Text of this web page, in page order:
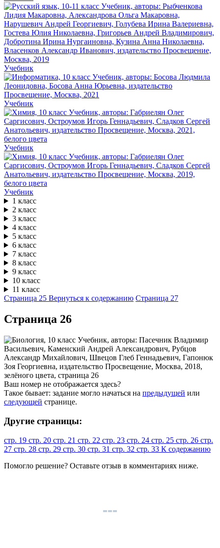
Учебник
Учебник
Учебник
Учебник
1 класс
2 класс
3 класс
4 класс
5 класс
6 класс
7 класс
8 класс
9 класс
10 класс
11 класс
Страница 25 Вернуться к содержанию Страница 27
Cтраница 26
Ваш номер не отображается здесь?
Такое бывает: задание могло начаться на предыдущей или
следующей странице.
Другие страницы:
стр. 19 стр. 20 стр. 21 стр. 22 стр. 23 стр. 24 стр. 25 стр. 26 стр.
27 стр. 28 стр. 29 стр. 30 стр. 31 стр. 32 стр. 33 К содержанию
Помогло решение? Оставьте отзыв в комментариях ниже.